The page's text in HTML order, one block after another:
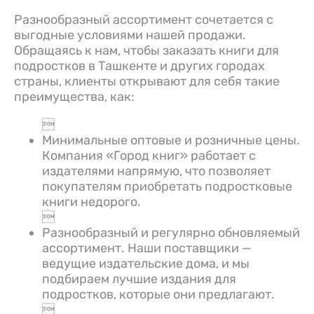
Разнообразный ассортимент сочетается с
выгодные условиями нашей продажи.
Обращаясь к нам, чтобы заказать книги для
подростков в Ташкенте и других городах
страны, клиенты открывают для себя такие
преимущества, как:

Минимальные оптовые и розничные цены.
Компания «Город книг» работает с
издателями напрямую, что позволяет
покупателям приобретать подростковые
книги недорого.

Разнообразный и регулярно обновляемый
ассортимент. Наши поставщики —
ведущие издательские дома, и мы
подбираем лучшие издания для
подростков, которые они предлагают.
